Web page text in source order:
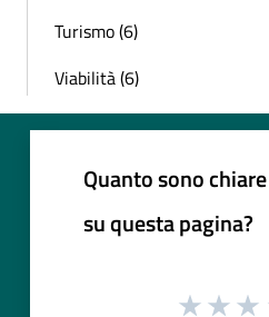
Turismo (6)
Viabilità (6)
Quanto sono
su questa pagina?